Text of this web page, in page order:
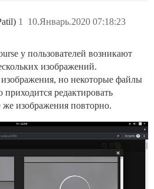
10.Январь.2020 07:18:23
1
у пользователей возникают
изображений.
но некоторые файлы
приходится редактировать
же изображения повторно.